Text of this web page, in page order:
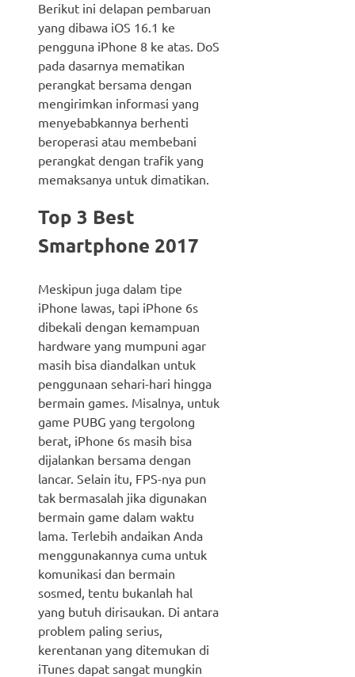
Berikut ini delapan pembaruan
yang dibawa iOS 16.1 ke
pengguna iPhone 8 ke atas. DoS
pada dasarnya mematikan
perangkat bersama dengan
mengirimkan informasi yang
menyebabkannya berhenti
beroperasi atau membebani
perangkat dengan trafik yang
memaksanya untuk dimatikan.
Top 3 Best
Smartphone 2017
Meskipun juga dalam tipe
iPhone lawas, tapi iPhone 6s
dibekali dengan kemampuan
hardware yang mumpuni agar
masih bisa diandalkan untuk
penggunaan sehari-hari hingga
bermain games. Misalnya, untuk
game PUBG yang tergolong
berat, iPhone 6s masih bisa
dijalankan bersama dengan
lancar. Selain itu, FPS-nya pun
tak bermasalah jika digunakan
bermain game dalam waktu
lama. Terlebih andaikan Anda
menggunakannya cuma untuk
komunikasi dan bermain
sosmed, tentu bukanlah hal
yang butuh dirisaukan. Di antara
problem paling serius,
kerentanan yang ditemukan di
iTunes dapat sangat mungkin